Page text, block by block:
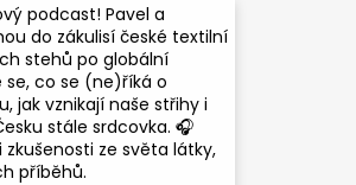
podcast! Pavel a
do zákulisí české textilní
stehů po globální
se, co se (ne)říká o
jak vznikají naše střihy i
stále srdcovka. 🎧
ze světa látky,
příběhů.